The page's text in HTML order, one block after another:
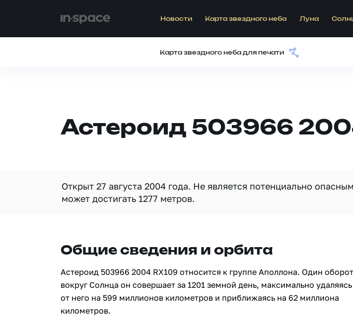
Новости Карта звездного неба Луна
Карта звездного неба для печати
Астероид 503966
Открыт 27 августа 2004 года. Не является потенциально
может достигать 1277 метров.
Общие сведения и орбита
Астероид 503966 2004 RX109 относится к группе Аполлона. Один оборот
вокруг Солнца он совершает за 1201 земной день, максимально удаляясь
от него на 599 миллионов километров и приближаясь на 62 миллиона
километров.